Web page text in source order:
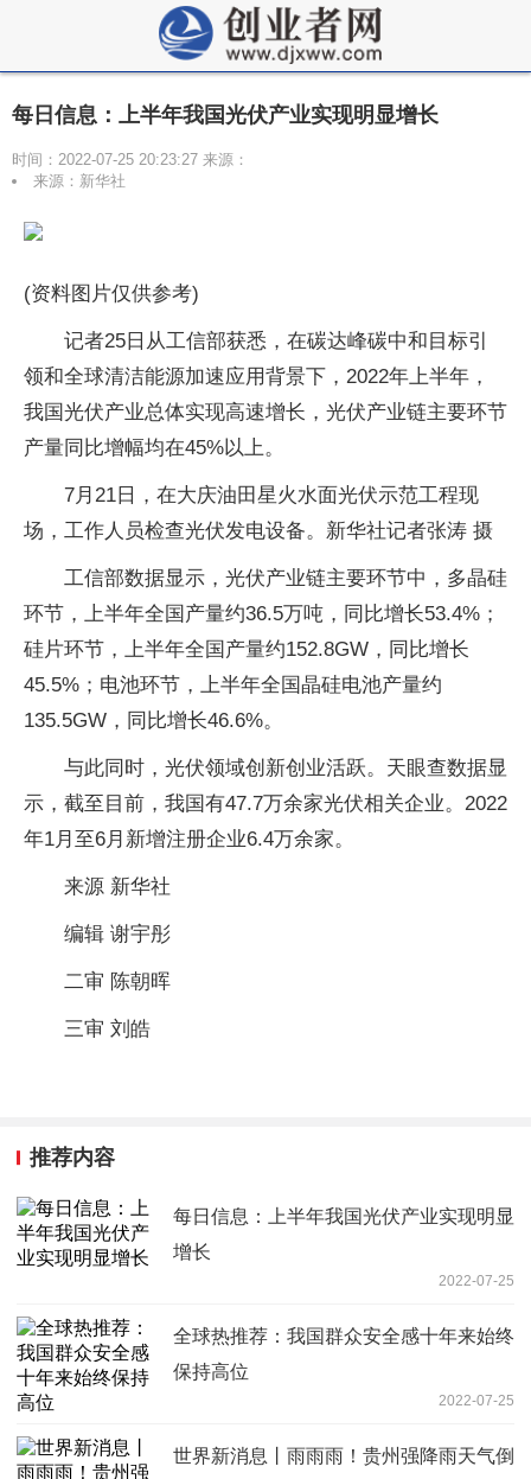
每日信息：上半年我国光伏产业实现明显增长
时间：2022-07-25 20:23:27 来源：
来源：新华社
(资料图片仅供参考)
记者25日从工信部获悉，在碳达峰碳中和目标引
领和全球清洁能源加速应用背景下，2022年上半年，
我国光伏产业总体实现高速增长，光伏产业链主要环节
产量同比增幅均在45%以上。
7月21日，在大庆油田星火水面光伏示范工程现
场，工作人员检查光伏发电设备。新华社记者张涛 摄
工信部数据显示，光伏产业链主要环节中，多晶硅
环节，上半年全国产量约36.5万吨，同比增长53.4%；
硅片环节，上半年全国产量约152.8GW，同比增长
45.5%；电池环节，上半年全国晶硅电池产量约
135.5GW，同比增长46.6%。
与此同时，光伏领域创新创业活跃。天眼查数据显
示，截至目前，我国有47.7万余家光伏相关企业。2022
年1月至6月新增注册企业6.4万余家。
来源 新华社
编辑 谢宇彤
二审 陈朝晖
三审 刘皓
推荐内容
每日信息：上半年我国光伏产业实现明显
增长
2022-07-25
全球热推荐：我国群众安全感十年来始终
保持高位
2022-07-25
世界新消息丨雨雨雨！贵州强降雨天气倒